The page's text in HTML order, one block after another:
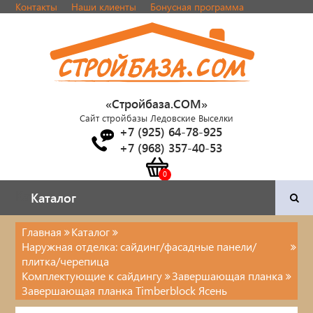
Контакты Наши клиенты Бонусная программа
«Стройбаза.COM»
Сайт стройбазы Ледовские Выселки
+7 (925) 64-78-925
+7 (968) 357-40-53
Каталог
Каталог
Двери и фурнитура
Наша продукция
Главная
Каталог
Наружная отделка: сайдинг/фасадные панели/
плитка/черепица
Комплектующие к сайдингу
Завершающая планка
Завершающая планка Timberblock Ясень